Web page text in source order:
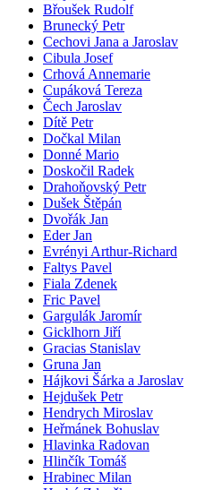
Břoušek Rudolf
Brunecký Petr
Cechovi Jana a Jaroslav
Cibula Josef
Crhová Annemarie
Cupáková Tereza
Čech Jaroslav
Dítě Petr
Dočkal Milan
Donné Mario
Doskočil Radek
Drahoňovský Petr
Dušek Štěpán
Dvořák Jan
Eder Jan
Evrényi Arthur-Richard
Faltys Pavel
Fiala Zdenek
Fric Pavel
Gargulák Jaromír
Gicklhorn Jiří
Gracias Stanislav
Gruna Jan
Hájkovi Šárka a Jaroslav
Hejdušek Petr
Hendrych Miroslav
Heřmánek Bohuslav
Hlavinka Radovan
Hlinčík Tomáš
Hrabinec Milan